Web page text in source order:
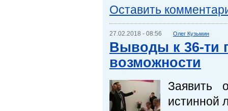
Оставить
27.02.2018 - 08:56 Олег Кузьмин
Выводы к 36-ти
возможности
Заявить
истинной